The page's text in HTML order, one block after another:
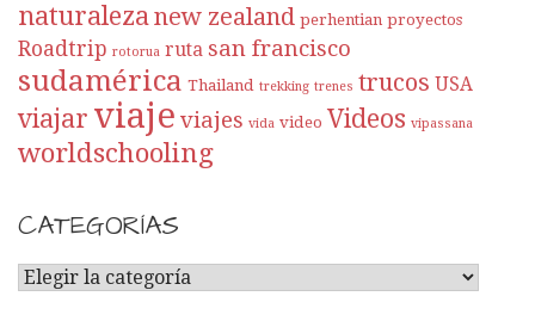
naturalezanew zealand perhentian proyectos
Roadtrip rotorua ruta san francisco
sudamérica Thailand trekking trenes trucos USA
viajar viaje viajes vida video Videos vipassana
worldschooling
CATEGORÍAS
C